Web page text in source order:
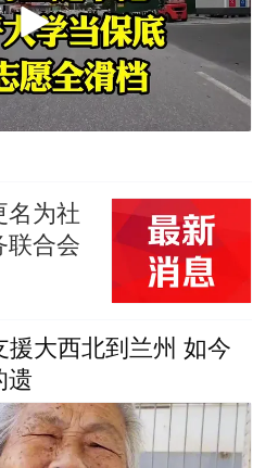
名为社
联合会
西北到兰州 如今
遗